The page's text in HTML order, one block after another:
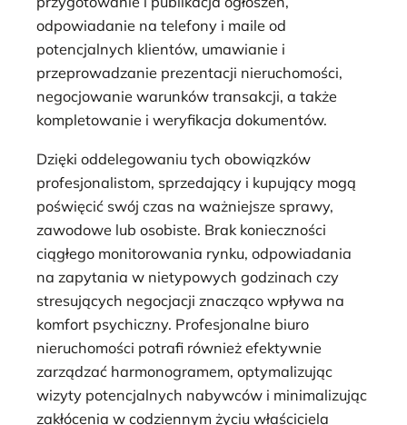
odpowiadanie na telefony i maile od
potencjalnych klientów, umawianie i
przeprowadzanie prezentacji nieruchomości,
negocjowanie warunków transakcji, a także
kompletowanie i weryfikacja dokumentów.
Dzięki oddelegowaniu tych obowiązków
profesjonalistom, sprzedający i kupujący mogą
poświęcić swój czas na ważniejsze sprawy,
zawodowe lub osobiste. Brak konieczności
ciągłego monitorowania rynku, odpowiadania
na zapytania w nietypowych godzinach czy
stresujących negocjacji znacząco wpływa na
komfort psychiczny. Profesjonalne biuro
nieruchomości potrafi również efektywnie
zarządzać harmonogramem, optymalizując
wizyty potencjalnych nabywców i minimalizując
zakłócenia w codziennym życiu właściciela